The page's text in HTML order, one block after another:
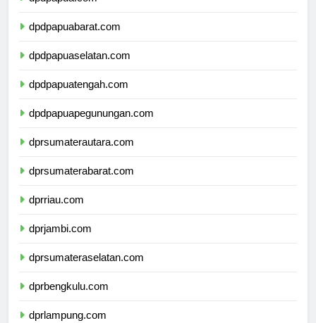
dpdpapuabarat.com
dpdpapuaselatan.com
dpdpapuatengah.com
dpdpapuapegunungan.com
dprsumaterautara.com
dprsumaterabarat.com
dprriau.com
dprjambi.com
dprsumateraselatan.com
dprbengkulu.com
dprlampung.com